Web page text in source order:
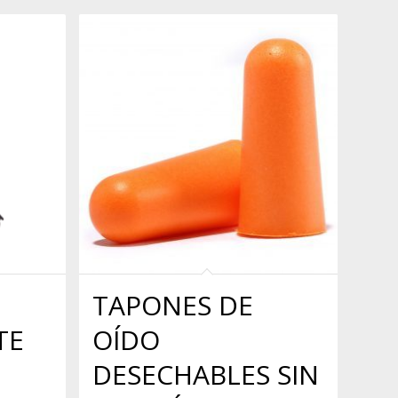
TAPONES DE
OÍDO
DESECHABLES SIN